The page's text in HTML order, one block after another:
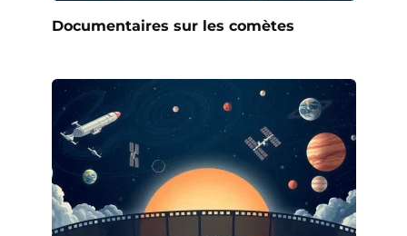
Documentaires sur les comètes